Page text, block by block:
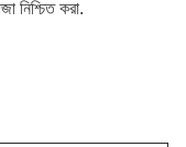
নিশ্চিত করা.